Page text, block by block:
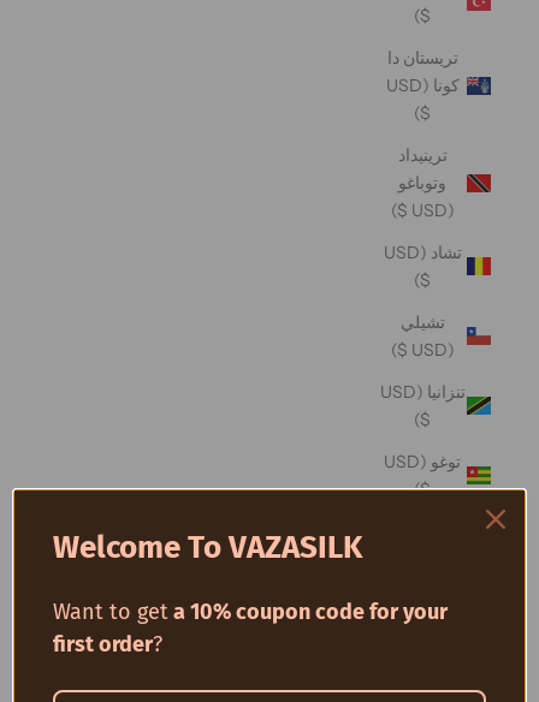
$)
تريستان دا
كونا (USD
$)
ترينيداد
وتوباغو
(USD $)
تشاد (USD
$)
تشيلي
(USD $)
تنزانيا (USD
$)
توغو (USD
$)
توكيلو (USD
Welcome To VAZASILK
Want to geta 10% coupon code for your
first order?